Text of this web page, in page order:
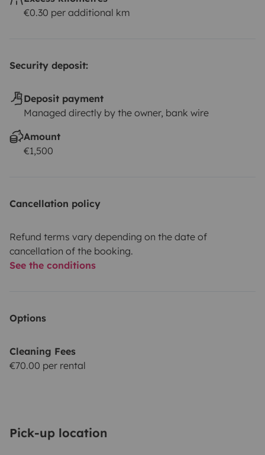
€0.30 per additional km
Security deposit:
Deposit payment
Managed directly by the owner, bank wire
Amount
€1,500
Cancellation policy
Refund terms vary depending on the date of
cancellation of the booking.
See the conditions
Options
Cleaning Fees
€70.00 per rental
Pick-up location